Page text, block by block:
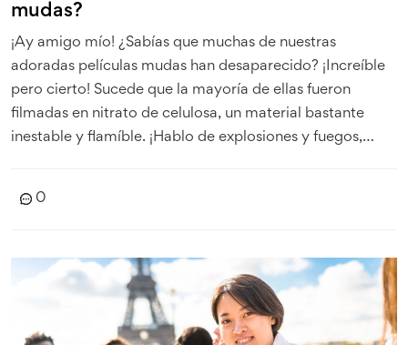
mudas?
¡Ay amigo mío! ¿Sabías que muchas de nuestras
adoradas películas mudas han desaparecido? ¡Increíble
pero cierto! Sucede que la mayoría de ellas fueron
filmadas en nitrato de celulosa, un material bastante
inestable y flamíble. ¡Hablo de explosiones y fuegos,
entonces si la única copia se deterioraba, ¡adiós película!
de Spiderman de los años 60! ¡Qué tragedia
cinematográfica!
0